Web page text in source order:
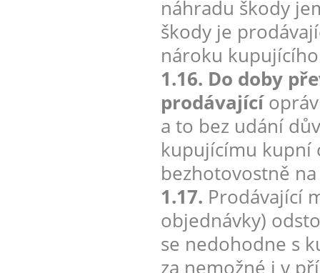
náhradu škody
škody je
nároku
1.16. Do doby
prodávající
a to bez udání
kupujícímu kupní
bezhotovostně
1.17. Prodávající
objednávky)
se nedohodne s
za nemožné i v